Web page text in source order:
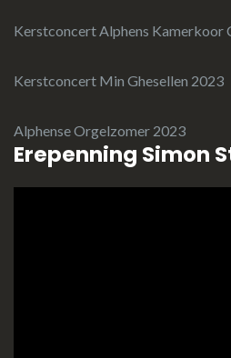
Kerstconcert Alphens Kamerkoor
Kerstconcert Min Ghesellen 2023
Alphense Orgelzomer 2023
Erepenning Simon